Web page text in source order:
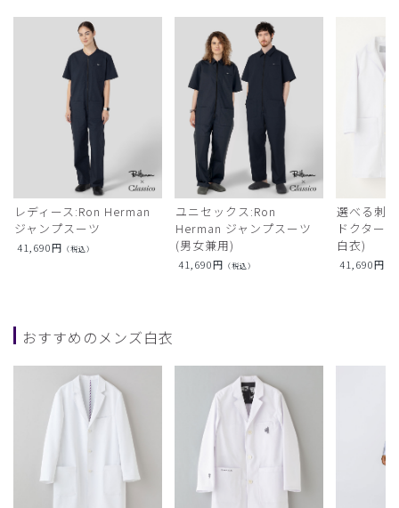
レディース:Ron Herman
ジャンプスーツ
41,690円 （税込）
ユニセックス:Ron
Herman ジャンプスーツ
(男女兼用)
41,690円 （税込）
選べる刺
ドクター
白衣)
41,690円
おすすめのメンズ白衣